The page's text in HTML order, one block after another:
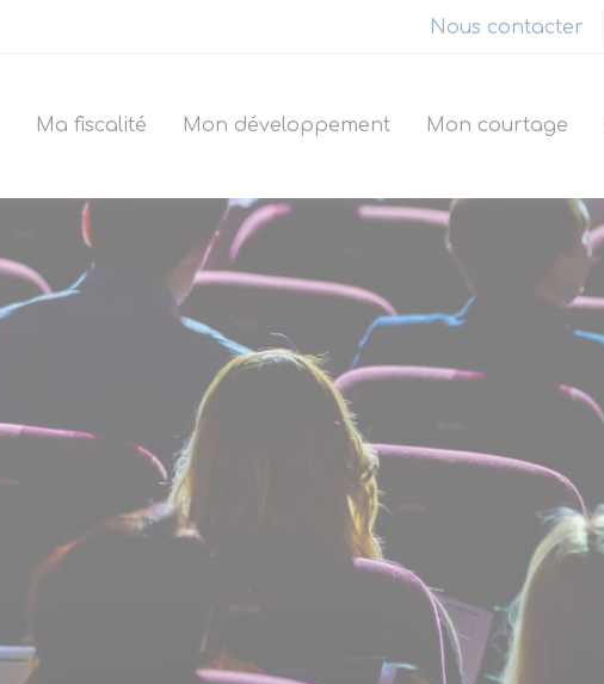
Nous contacter
Ma fiscalité Mon développement Mon courtage